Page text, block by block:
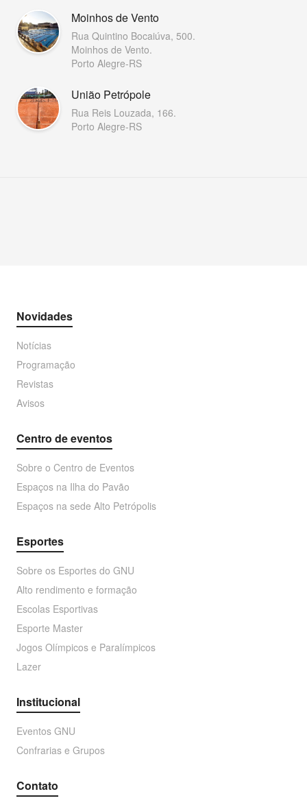
Moinhos de Vento
Rua Quintino Bocaiúva, 500.
Moinhos de Vento.
Porto Alegre-RS
União Petrópole
Rua Reis Louzada, 166.
Porto Alegre-RS
Novidades
Notícias
Programação
Revistas
Avisos
Centro de eventos
Sobre o Centro de Eventos
Espaços na Ilha do Pavão
Espaços na sede Alto Petrópolis
Esportes
Sobre os Esportes do GNU
Alto rendimento e formação
Escolas Esportivas
Esporte Master
Jogos Olímpicos e Paralímpicos
Lazer
Institucional
Eventos GNU
Confrarias e Grupos
Contato